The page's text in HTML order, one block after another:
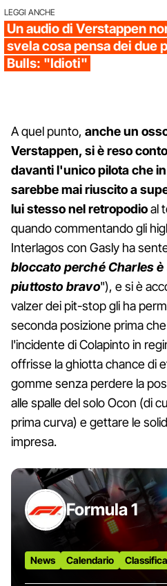
LEGGI ANCHE
Un audio di Verstappen
svela cosa pensa dei due
Bulls: "Idioti"
A quel punto, anche un
Verstappen, si è reso
davanti l'unico pilota che
sarebbe mai riuscito a
lui stesso nel retropodioal
quando commentando gli
Interlagos con Gasly ha
bloccato perché Charles
piuttosto bravo"), e si è
valzer dei pit-stop gli ha
seconda posizione prima
l'incidente di Colapinto in
offrisse la ghiotta chance di
gomme senza perdere la
alle spalle del solo Ocon (di
prima curva) e gettare le
impresa.
Formula 1
News Calendario Classifica